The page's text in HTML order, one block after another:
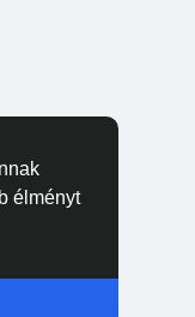
élményt